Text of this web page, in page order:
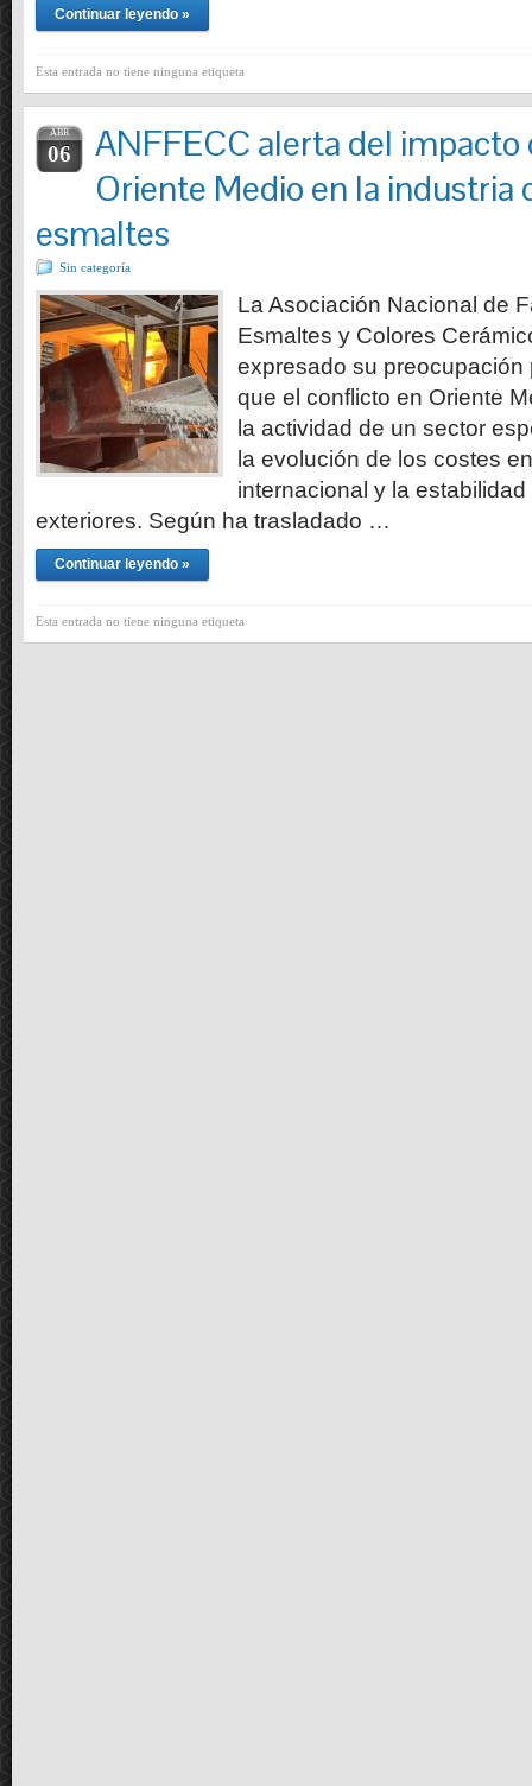
Continuar leyendo »
Esta entrada no tiene ninguna etiqueta
ABR
06
ANFFECC alerta del
Oriente Medio en la industria
esmaltes
Sin categoría
La Asociación Nacional de
Esmaltes y Colores
expresado su
que el conflicto en Oriente
la actividad de un sector
la evolución de los costes
internacional y la
exteriores. Según ha trasladado …
Continuar leyendo »
Esta entrada no tiene ninguna etiqueta